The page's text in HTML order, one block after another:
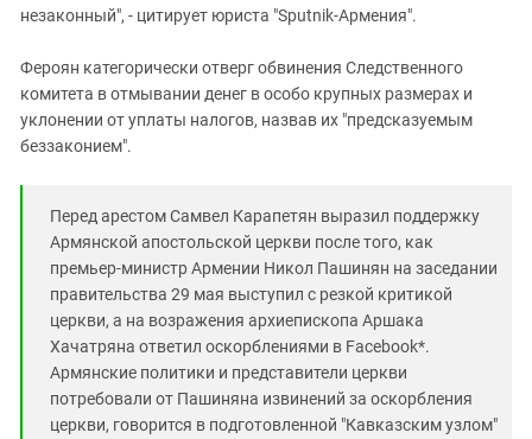
незаконный", - цитирует юриста "Sputnik-Армения".
Фероян категорически отверг обвинения Следственного
комитета в отмывании денег в особо крупных размерах и
уклонении от уплаты налогов, назвав их "предсказуемым
беззаконием".
Перед арестом Самвел Карапетян выразил поддержку
Армянской апостольской церкви после того, как
премьер-министр Армении Никол Пашинян на заседании
правительства 29 мая выступил с резкой критикой
церкви, а на возражения архиепископа Аршака
Хачатряна ответил оскорблениями в Facebook*.
Армянские политики и представители церкви
потребовали от Пашиняна извинений за оскорбления
церкви, говорится в подготовленной "Кавказским узлом"